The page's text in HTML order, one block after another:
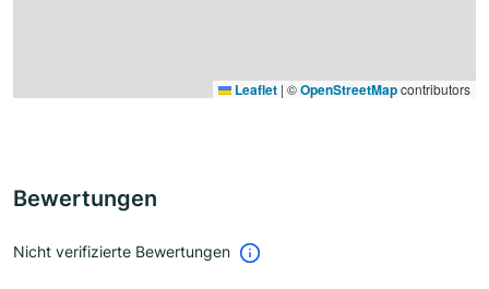
Leaflet | ©OpenStreetMapcontributors
Bewertungen
Nicht verifizierte Bewertungen